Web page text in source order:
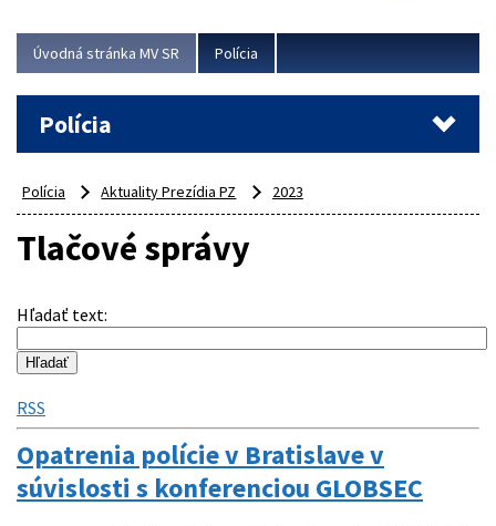
Úvodná stránka MV SR Polícia
Polícia
Polícia Aktuality Prezídia PZ 2023
Tlačové správy
Hľadať text:
RSS
Opatrenia polície v Bratislave v
súvislosti s konferenciou GLOBSEC